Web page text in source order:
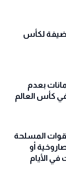
لكأس
بعدم
كأس العالم
المسلحة
أو
في الأيام